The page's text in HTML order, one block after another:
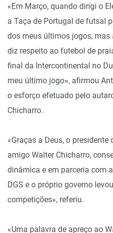
«Em Março, quando dirigi o
a Taça de Portugal de futsal
dos meus últimos jogos,
diz respeito ao futebol de
final da Intercontinental no
meu último jogo», afirmou
o esforço efetuado pelo
Chicharro.
«Graças a Deus, o
amigo Walter Chicharro,
dinâmica e em parceria com
DGS e o próprio governo
competições», referiu.
«Uma palavra de apreço ao